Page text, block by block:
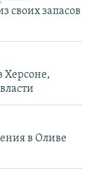
своих запасов
Херсоне,
в Оливе